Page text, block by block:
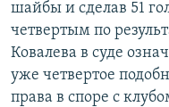
шайбы и сделав 51
четвертым по
Ковалева в суде
уже четвертое
права в споре с